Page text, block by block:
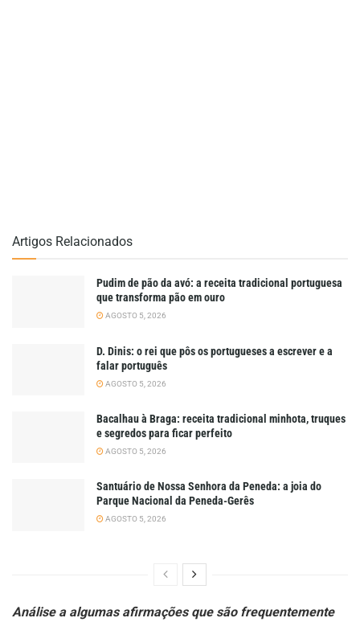
Artigos Relacionados
Pudim de pão da avó: a receita tradicional portuguesa
que transforma pão em ouro
AGOSTO 5, 2026
D. Dinis: o rei que pôs os portugueses a escrever e a
falar português
AGOSTO 5, 2026
Bacalhau à Braga: receita tradicional minhota, truques
e segredos para ficar perfeito
AGOSTO 5, 2026
Santuário de Nossa Senhora da Peneda: a joia do
Parque Nacional da Peneda-Gerês
AGOSTO 5, 2026
Análise a algumas afirmações que são frequentemente